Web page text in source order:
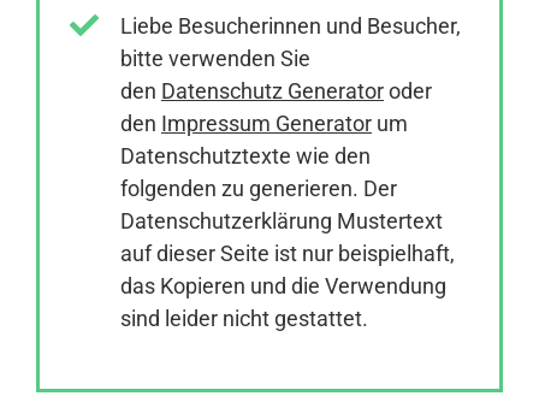
Anmelden
Liebe Besucherinnen und Besucher,
bitte verwenden Sie
den Datenschutz Generatoroder
den Impressum Generator um
Datenschutztexte wie den
folgenden zu generieren. Der
Datenschutzerklärung Mustertext
auf dieser Seite ist nur beispielhaft,
das Kopieren und die Verwendung
sind leider nicht gestattet.